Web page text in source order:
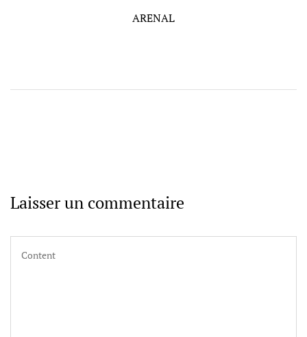
PostARENAL
Laisser un commentaire